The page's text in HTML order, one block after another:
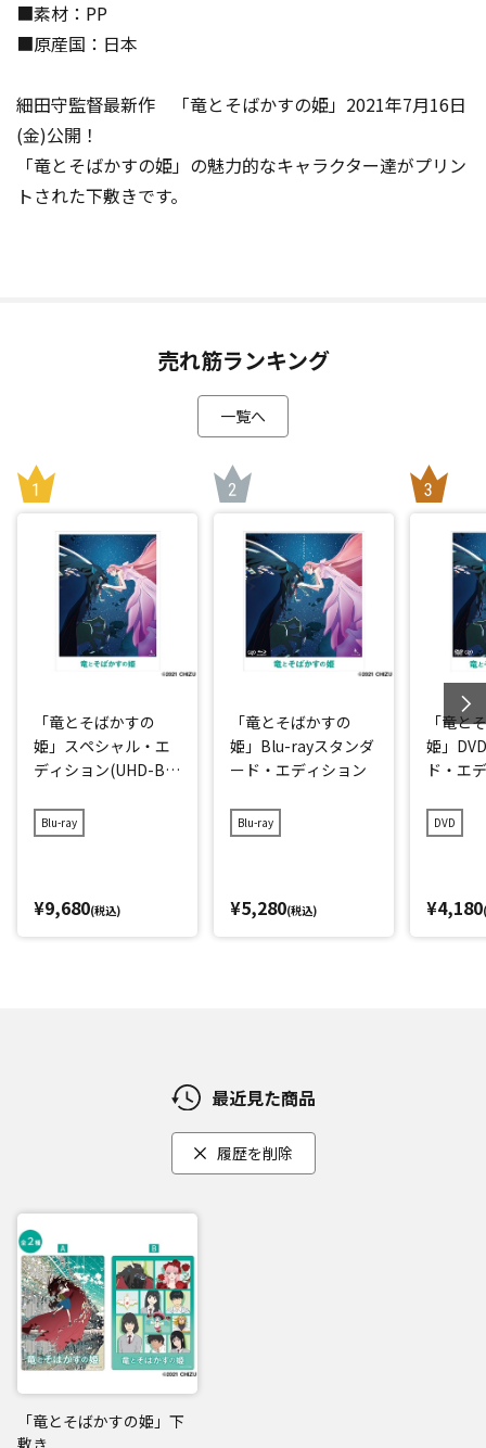
■素材：PP
■原産国：日本
細田守監督最新作 「竜とそばかすの姫」2021年7月16日
(金)公開！
「竜とそばかすの姫」の魅力的なキャラクター達がプリン
トされた下敷きです。
売れ筋ランキング
一覧へ
「竜とそばかすの
姫」スペシャル・エ
ディション(UHD-BD
Blu-ray
¥9,680(税込)
「竜とそばかすの
姫」Blu-rayスタンダ
ード・エディション
Blu-ray
¥5,280(税込)
「竜と
姫」
ド・エ
DVD
¥4,180
最近見た商品
履歴を削除
「竜とそばかすの姫」下
敷き